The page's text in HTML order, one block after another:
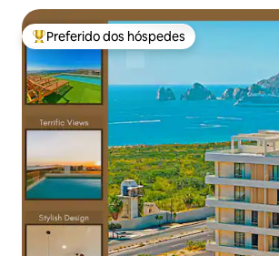
Entre os melhores preferidos dos hóspedes
Preferido dos hóspedes